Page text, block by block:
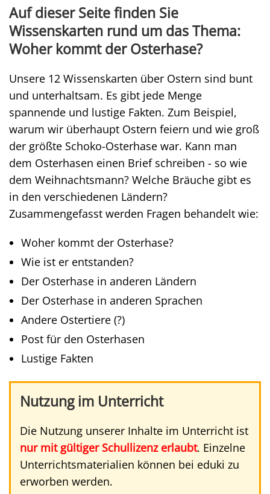
Auf dieser Seite finden Sie
Wissenskarten rund um das Thema:
Woher kommt der Osterhase?
Unsere 12 Wissenskarten über Ostern sind bunt
und unterhaltsam. Es gibt jede Menge
spannende und lustige Fakten. Zum Beispiel,
warum wir überhaupt Ostern feiern und wie groß
der größte Schoko-Osterhase war. Kann man
dem Osterhasen einen Brief schreiben - so wie
dem Weihnachtsmann? Welche Bräuche gibt es
in den verschiedenen Ländern?
Zusammengefasst werden Fragen behandelt wie:
Woher kommt der Osterhase?
Wie ist er entstanden?
Der Osterhase in anderen Ländern
Der Osterhase in anderen Sprachen
Andere Ostertiere (?)
Post für den Osterhasen
Lustige Fakten
Nutzung im Unterricht
Die Nutzung unserer Inhalte im Unterricht ist
nur mit gültiger Schullizenz erlaubt. Einzelne
Unterrichtsmaterialien können bei eduki zu
erworben werden.